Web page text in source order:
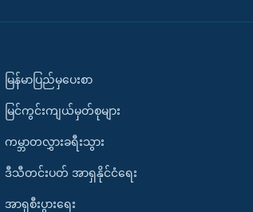
မြန်မာပြည်မှပေးစာ
မြင်ကွင်းကျယ်မှတ်စုများ
ကမ္ဘာတလွှားခရီးသွား
ဒီသီတင်းပတ် အာရှနိုင်ငံရေး
အာရှစီးပွားရေး